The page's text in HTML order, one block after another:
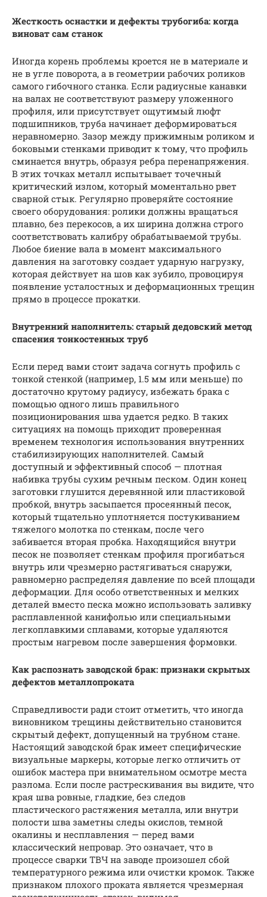
Жесткость оснастки и дефекты трубогиба: когда
виноват сам станок
Иногда корень проблемы кроется не в материале и
не в угле поворота, а в геометрии рабочих роликов
самого гибочного станка. Если радиусные канавки
на валах не соответствуют размеру уложенного
профиля, или присутствует ощутимый люфт
подшипников, труба начинает деформироваться
неравномерно. Зазор между прижимным роликом и
боковыми стенками приводит к тому, что профиль
сминается внутрь, образуя ребра перенапряжения.
В этих точках металл испытывает точечный
критический излом, который моментально рвет
сварной стык. Регулярно проверяйте состояние
своего оборудования: ролики должны вращаться
плавно, без перекосов, а их ширина должна строго
соответствовать калибру обрабатываемой трубы.
Любое биение вала в момент максимального
давления на заготовку создает ударную нагрузку,
которая действует на шов как зубило, провоцируя
появление усталостных и деформационных трещин
прямо в процессе прокатки.
Внутренний наполнитель: старый дедовский метод
спасения тонкостенных труб
Если перед вами стоит задача согнуть профиль с
тонкой стенкой (например, 1.5 мм или меньше) по
достаточно крутому радиусу, избежать брака с
помощью одного лишь правильного
позиционирования шва удается редко. В таких
ситуациях на помощь приходит проверенная
временем технология использования внутренних
стабилизирующих наполнителей. Самый
доступный и эффективный способ — плотная
набивка трубы сухим речным песком. Один конец
заготовки глушится деревянной или пластиковой
пробкой, внутрь засыпается просеянный песок,
который тщательно уплотняется постукиванием
тяжелого молотка по стенкам, после чего
забивается вторая пробка. Находящийся внутри
песок не позволяет стенкам профиля прогибаться
внутрь или чрезмерно растягиваться снаружи,
равномерно распределяя давление по всей площади
деформации. Для особо ответственных и мелких
деталей вместо песка можно использовать заливку
расплавленной канифолью или специальными
легкоплавкими сплавами, которые удаляются
простым нагревом после завершения формовки.
Как распознать заводской брак: признаки скрытых
дефектов металлопроката
Справедливости ради стоит отметить, что иногда
виновником трещины действительно становится
скрытый дефект, допущенный на трубном стане.
Настоящий заводской брак имеет специфические
визуальные маркеры, которые легко отличить от
ошибок мастера при внимательном осмотре места
разлома. Если после растрескивания вы видите, что
края шва ровные, гладкие, без следов
пластического растяжения металла, или внутри
полости шва заметны следы окислов, темной
окалины и несплавления — перед вами
классический непровар. Это означает, что в
процессе сварки ТВЧ на заводе произошел сбой
температурного режима или очистки кромок. Также
признаком плохого проката является чрезмерная